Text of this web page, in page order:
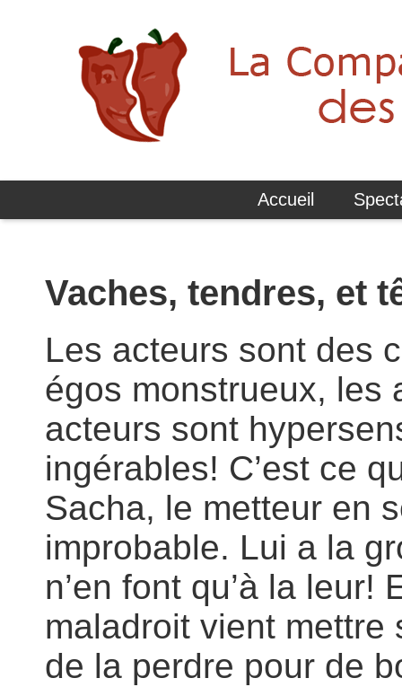
Accueil
Vaches, tendres, et
Les acteurs sont des
égos monstrueux, les
acteurs sont
ingérables! C’est ce
Sacha, le metteur en
improbable. Lui a la
n’en font qu’à la
maladroit vient
de la perdre pour de